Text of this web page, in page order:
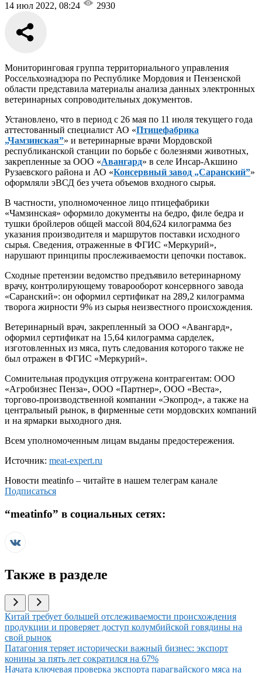
14 июл 2022, 08:24 2930
Мониторинговая группа территориального управления
Россельхознадзора по Республике Мордовия и Пензенской
области представила материалы анализа данных электронных
ветеринарных сопроводительных документов.
Установлено, что в период с 26 мая по 11 июля текущего года
аттестованный специалист АО «Птицефабрика
„Чамзинская”» и ветеринарные врачи Мордовской
республиканской станции по борьбе с болезнями животных,
закрепленные за ООО «Авангард» в селе Инсар-Акшино
Рузаевского района и АО «Консервный завод „Саранский”»
оформляли эВСД без учета объемов входного сырья.
В частности, уполномоченное лицо птицефабрики
«Чамзинская» оформило документы на бедро, филе бедра и
тушки бройлеров общей массой 804,624 килограмма без
указания производителя и маршрутов поставки исходного
сырья. Сведения, отраженные в ФГИС «Меркурий»,
нарушают принципы прослеживаемости цепочки поставок.
Сходные претензии ведомство предъявило ветеринарному
врачу, контролирующему товарооборот консервного завода
«Саранский»: он оформил сертификат на 289,2 килограмма
творога жирности 9% из сырья неизвестного происхождения.
Ветеринарный врач, закрепленный за ООО «Авангард»,
оформил сертификат на 15,64 килограмма сарделек,
изготовленных из мяса, путь следования которого также не
был отражен в ФГИС «Меркурий».
Сомнительная продукция отгружена контрагентам: ООО
«Агробизнес Пенза», ООО «Партнер», ООО «Веста»,
торгово-производственной компании «Экопрод», а также на
центральный рынок, в фирменные сети мордовских компаний
и на ярмарки выходного дня.
Всем уполномоченным лицам выданы предостережения.
Источник: meat-expert.ru
Новости meatinfo – читайте в нашем телеграм канале
Подписаться
“meatinfo” в социальных сетях:
Также в разделе
Иллюстрация новости
Китай требует большей отслеживаемости происхождения
продукции и проверяет доступ колумбийской говядины на
свой рынок
Иллюстрация новости
Патагония теряет исторически важный бизнес: экспорт
конины за пять лет сократился на 67%
Иллюстрация новости
Начата ключевая проверка экспорта парагвайского мяса на